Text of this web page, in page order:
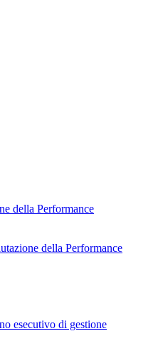
della Performance
della Performance
esecutivo di gestione